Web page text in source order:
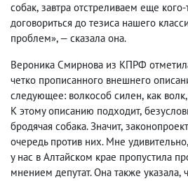
собак, завтра отстреливаем еще
договориться до тезиса нашего
проблем», — сказала она.
Вероника Смирнова из КПРФ
четко прописанного внешнего
следующее: волкособ силен, как волк,
К этому описанию подходит,
бродячая собака. Значит,
очередь против них. Мне удивительно,
у нас в Алтайском крае пропустила
мнением депутат. Она также указала,